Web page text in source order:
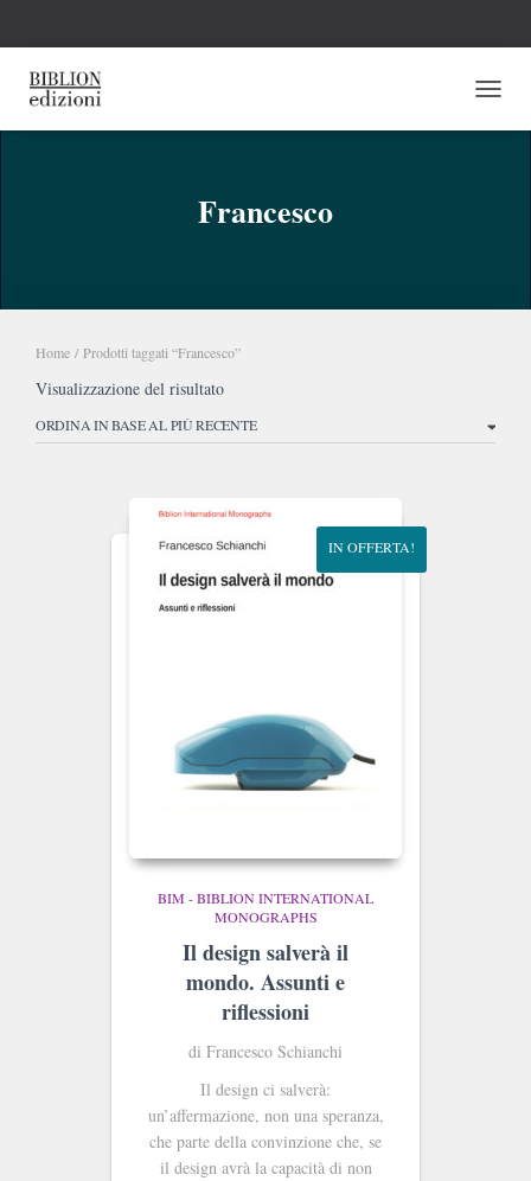
Francesco
Home / Prodotti taggati “Francesco”
Visualizzazione del risultato
IN OFFERTA!
BIM - BIBLION INTERNATIONAL
MONOGRAPHS
Il design salverà il
mondo. Assunti e
riflessioni
di Francesco Schianchi
Il design ci salverà:
un’affermazione, non una speranza,
che parte della convinzione che, se
il design avrà la capacità di non